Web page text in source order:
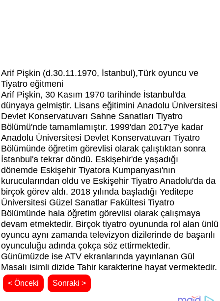
Arif Pişkin (d.30.11.1970, İstanbul),Türk oyuncu ve
Tiyatro eğitmeni
Arif Pişkin, 30 Kasım 1970 tarihinde İstanbul'da
dünyaya gelmiştir. Lisans eğitimini Anadolu Üniversitesi
Devlet Konservatuvarı Sahne Sanatları Tiyatro
Bölümü'nde tamamlamıştır. 1999'dan 2017'ye kadar
Anadolu Üniversitesi Devlet Konservatuvarı Tiyatro
Bölümünde öğretim görevlisi olarak çalıştıktan sonra
İstanbul'a tekrar döndü. Eskişehir'de yaşadığı
dönemde Eskişehir Tiyatora Kumpanyası'nın
kurucularından oldu ve Eskişehir Tiyatro Anadolu'da da
birçok görev aldı. 2018 yılında başladığı Yeditepe
Üniversitesi Güzel Sanatlar Fakültesi Tiyatro
Bölümünde hala öğretim görevlisi olarak çalışmaya
devam etmektedir. Birçok tiyatro oyununda rol alan ünlü
oyuncu aynı zamanda televizyon dizilerinde de başarılı
oyunculuğu adında çokça söz ettirmektedir.
Günümüzde ise ATV ekranlarında yayınlanan Gül
Masalı isimli dizide Tahir karakterine hayat vermektedir.
< Önceki Sonraki >